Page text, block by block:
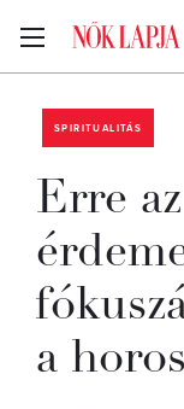
SPIRITUALITÁS
Erre
a